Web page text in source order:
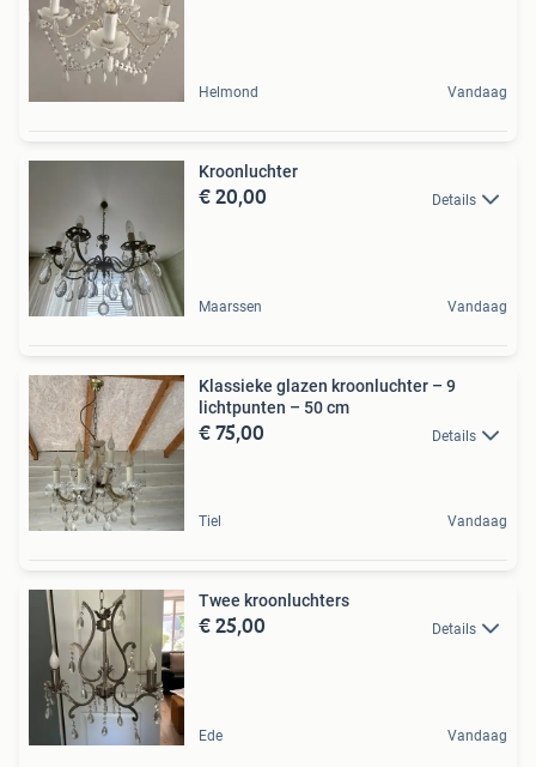
Helmond Vandaag
Kroonluchter
€ 20,00 Details
Maarssen Vandaag
Klassieke glazen kroonluchter – 9
lichtpunten – 50 cm
€ 75,00 Details
Tiel Vandaag
Twee kroonluchters
€ 25,00 Details
Ede Vandaag